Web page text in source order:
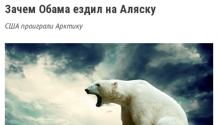
Зачем Обама ездил на Аляску
США проиграли Арктику